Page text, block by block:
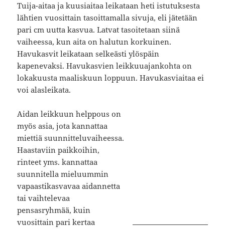
Tuija-aitaa ja kuusiaitaa leikataan heti istutuksesta
lähtien vuosittain tasoittamalla sivuja, eli jätetään
pari cm uutta kasvua. Latvat tasoitetaan siinä
vaiheessa, kun aita on halutun korkuinen.
Havukasvit leikataan selkeästi ylöspäin
kapenevaksi. Havukasvien leikkuuajankohta on
lokakuusta maaliskuun loppuun. Havukasviaitaa ei
voi alasleikata.
Aidan leikkuun helppous on
myös asia, jota kannattaa
miettiä suunnitteluvaiheessa.
Haastaviin paikkoihin,
rinteet yms. kannattaa
suunnitella mieluummin
vapaastikasvavaa aidannetta
tai vaihtelevaa
pensasryhmää, kuin
vuosittain pari kertaa